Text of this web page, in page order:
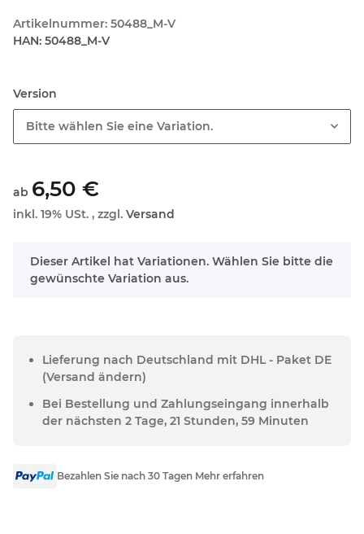
Artikelnummer: 50488_M-V
HAN: 50488_M-V
Version
Bitte wählen Sie eine Variation.
ab 6,50 €
inkl. 19% USt. , zzgl. Versand
x
Dieser Artikel hat Variationen. Wählen Sie bitte die
gewünschte Variation aus.
Lieferung nach Deutschland mit DHL - Paket DE
(Versand ändern)
Bei Bestellung und Zahlungseingang innerhalb
der nächsten 2 Tage, 21 Stunden, 59 Minuten
Bezahlen Sie nach 30 Tagen Mehr erfahren